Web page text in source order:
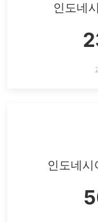
인도네
인도네